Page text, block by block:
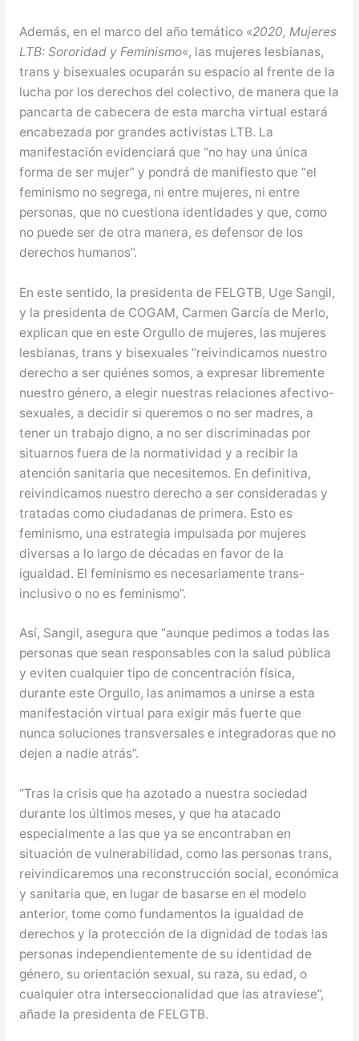
Además, en el marco del año temático «2020, Mujeres
LTB: Sororidad y Feminismo«, las mujeres lesbianas,
trans y bisexuales ocuparán su espacio al frente de la
lucha por los derechos del colectivo, de manera que la
pancarta de cabecera de esta marcha virtual estará
encabezada por grandes activistas LTB. La
manifestación evidenciará que “no hay una única
forma de ser mujer” y pondrá de manifiesto que “el
feminismo no segrega, ni entre mujeres, ni entre
personas, que no cuestiona identidades y que, como
no puede ser de otra manera, es defensor de los
derechos humanos”.
En este sentido, la presidenta de FELGTB, Uge Sangil,
y la presidenta de COGAM, Carmen García de Merlo,
explican que en este Orgullo de mujeres, las mujeres
lesbianas, trans y bisexuales “reivindicamos nuestro
derecho a ser quiénes somos, a expresar libremente
nuestro género, a elegir nuestras relaciones afectivo-
sexuales, a decidir si queremos o no ser madres, a
tener un trabajo digno, a no ser discriminadas por
situarnos fuera de la normatividad y a recibir la
atención sanitaria que necesitemos. En definitiva,
reivindicamos nuestro derecho a ser consideradas y
tratadas como ciudadanas de primera. Esto es
feminismo, una estrategia impulsada por mujeres
diversas a lo largo de décadas en favor de la
igualdad. El feminismo es necesariamente trans-
inclusivo o no es feminismo”.
Así, Sangil, asegura que “aunque pedimos a todas las
personas que sean responsables con la salud pública
y eviten cualquier tipo de concentración física,
durante este Orgullo, las animamos a unirse a esta
manifestación virtual para exigir más fuerte que
nunca soluciones transversales e integradoras que no
dejen a nadie atrás”.
“Tras la crisis que ha azotado a nuestra sociedad
durante los últimos meses, y que ha atacado
especialmente a las que ya se encontraban en
situación de vulnerabilidad, como las personas trans,
reivindicaremos una reconstrucción social, económica
y sanitaria que, en lugar de basarse en el modelo
anterior, tome como fundamentos la igualdad de
derechos y la protección de la dignidad de todas las
personas independientemente de su identidad de
género, su orientación sexual, su raza, su edad, o
cualquier otra interseccionalidad que las atraviese”,
añade la presidenta de FELGTB.